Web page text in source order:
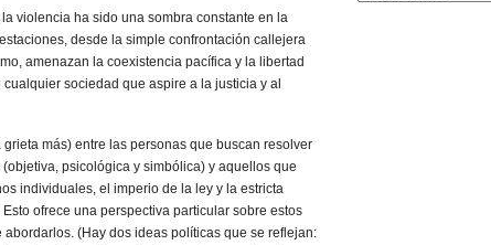
violencia ha sido una sombra constante en la
desde la simple confrontación callejera
amenazan la coexistencia pacífica y la libertad
sociedad que aspire a la justicia y al
más) entre las personas que buscan resolver
psicológica y simbólica) y aquellos que
individuales, el imperio de la ley y la estricta
ofrece una perspectiva particular sobre estos
(Hay dos ideas políticas que se reflejan: